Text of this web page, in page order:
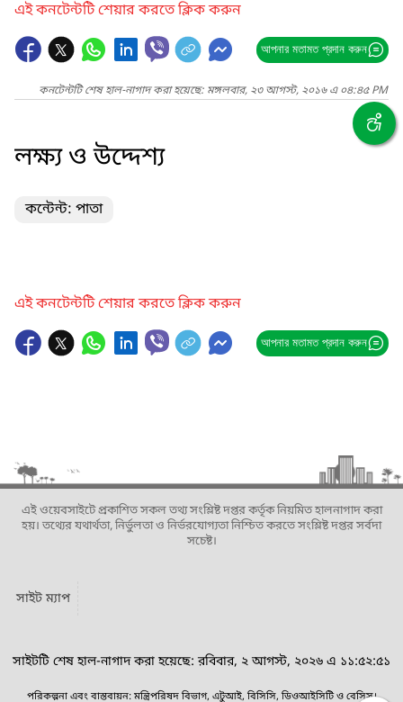
এই কনটেন্টটি শেয়ার করতে ক্লিক করুন
আপনার মতামত প্রদান করুন
কনটেন্টটি শেষ হাল-নাগাদ করা হয়েছে: মঙ্গলবার, ২৩ আগস্ট, ২০১৬ এ ০৪:৪৫ PM
লক্ষ্য ও উদ্দেশ্য
কন্টেন্ট: পাতা
এই কনটেন্টটি শেয়ার করতে ক্লিক করুন
আপনার মতামত প্রদান করুন
এই ওয়েবসাইটে প্রকাশিত সকল তথ্য সংশ্লিষ্ট দপ্তর কর্তৃক নিয়মিত হালনাগাদ করা
হয়। তথ্যের যথার্থতা, নির্ভুলতা ও নির্ভরযোগ্যতা নিশ্চিত করতে সংশ্লিষ্ট দপ্তর সর্বদা
সচেষ্ট।
সাইট ম্যাপ
সাইটটি শেষ হাল-নাগাদ করা হয়েছে: রবিবার, ২ আগস্ট, ২০২৬ এ ১১:৫২:৫১
পরিকল্পনা এবং বাস্তবায়ন: মন্ত্রিপরিষদ বিভাগ, এটুআই, বিসিসি, ডিওআইসিটি ও বেসিস।